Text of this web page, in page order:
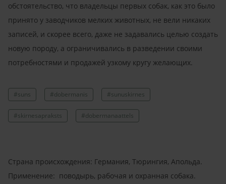
обстоятельство, что владельцы первых собак, как это было
принято у заводчиков мелких животных, не вели никаких
записей, и скорее всего, даже не задавались целью создать
новую породу, а ограничивались в разведении своими
потребностями и продажей узкому кругу желающих.
#suns #dobermanis #sunuskirnes
#skirnesapraksts #dobermanaattels
Страна происхождения: Германия, Тюрингия, Апольда.
Применение: поводырь, рабочая и охранная собака.